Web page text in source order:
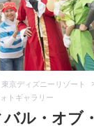
東京ディズニーリゾート
トギャラリー
ル・オブ